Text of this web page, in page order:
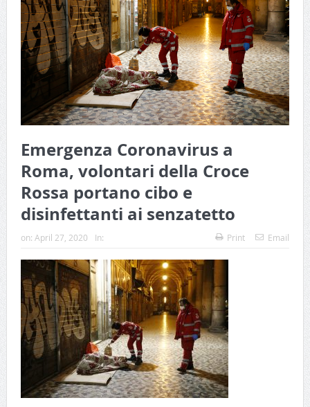
Emergenza Coronavirus a
Roma, volontari della Croce
Rossa portano cibo e
disinfettanti ai senzatetto
on: April 27, 2020 In: Print Email